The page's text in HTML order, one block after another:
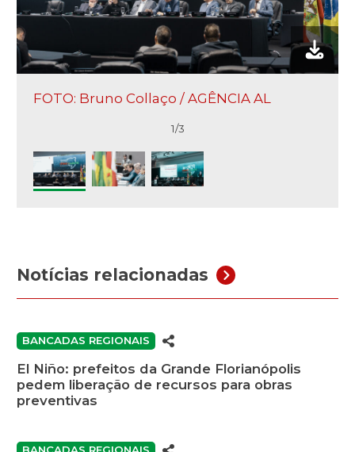
FOTO: Bruno Collaço / AGÊNCIA AL
1/3
Notícias relacionadas
BANCADAS REGIONAIS
El Niño: prefeitos da Grande Florianópolis
pedem liberação de recursos para obras
preventivas